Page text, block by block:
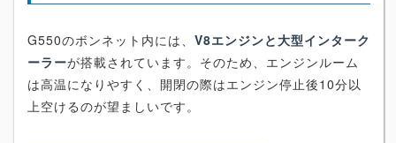
G550のボンネット内には、 V8エンジンと大型インターク
ーラーが搭載されています。そのため、エンジンルーム
は高温になりやすく、開閉の際はエンジン停止後10分以
上空けるのが望ましいです。